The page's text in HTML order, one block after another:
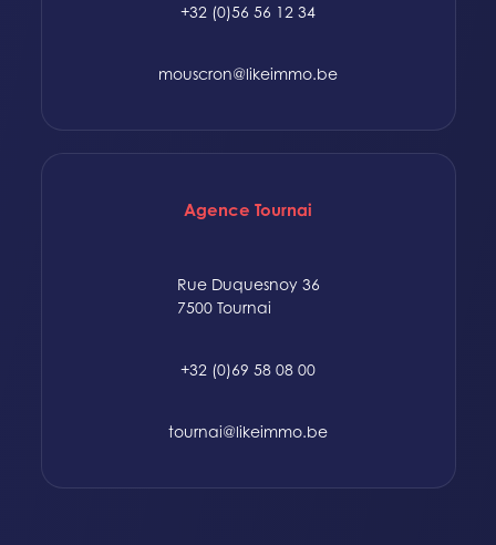
+32 (0)56 56 12 34
mouscron@likeimmo.be
Agence Tournai
Rue Duquesnoy 36
7500 Tournai
+32 (0)69 58 08 00
tournai@likeimmo.be